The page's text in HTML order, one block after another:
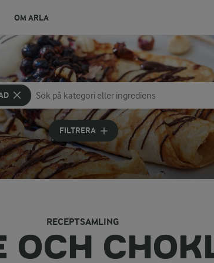
OM ARLA
Sök på kategori eller ingrediens
Skriv in sökord för att få förslag
FILTRERA
RECEPTSAMLING
OCH